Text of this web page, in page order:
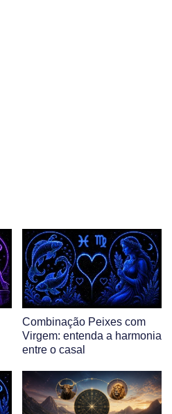
Combinação Peixes com
Virgem: entenda a harmonia
entre o casal